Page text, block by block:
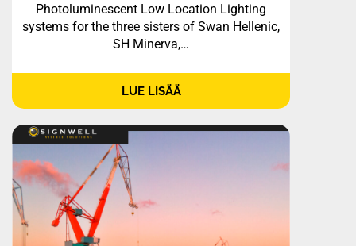
Photoluminescent Low Location Lighting
systems for the three sisters of Swan Hellenic,
SH Minerva,…
LUE LISÄÄ